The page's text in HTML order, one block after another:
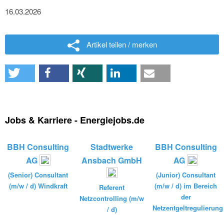
16.03.2026
Artikel teilen / merken
Jobs & Karriere - Energiejobs.de
BBH Consulting
AG
(Senior) Consultant
(m/w / d) Windkraft
Stadtwerke
Ansbach GmbH
Referent
Netzcontrolling (m/w
/ d)
BBH Consulting
AG
(Junior) Consultant
(m/w / d) im Bereich
der
Netzentgeltregulierung